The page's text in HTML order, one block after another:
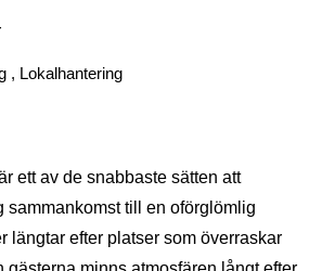
, Lokalhantering
sammankomst till en oförglömlig
längtar efter platser som överraskar